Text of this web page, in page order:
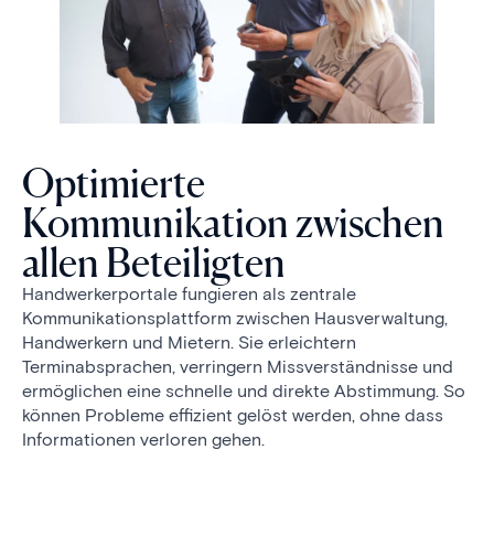
Optimierte
Kommunikation zwischen
allen Beteiligten
Handwerkerportale fungieren als zentrale
Kommunikationsplattform zwischen Hausverwaltung,
Handwerkern und Mietern. Sie erleichtern
Terminabsprachen, verringern Missverständnisse und
ermöglichen eine schnelle und direkte Abstimmung. So
können Probleme effizient gelöst werden, ohne dass
Informationen verloren gehen.